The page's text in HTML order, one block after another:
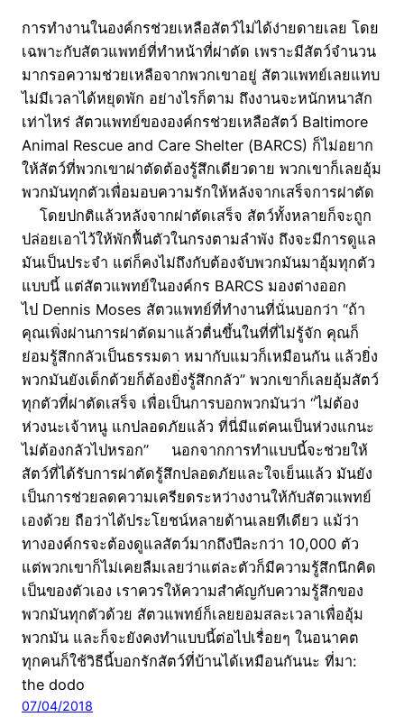
การทำงานในองค์กรช่วยเหลือสัตว์ไม่ได้ง่ายดายเลย โดย
เฉพาะกับสัตวแพทย์ที่ทำหน้าที่ผ่าตัด เพราะมีสัตว์จำนวน
มากรอความช่วยเหลือจากพวกเขาอยู่ สัตวแพทย์เลยแทบ
ไม่มีเวลาได้หยุดพัก อย่างไรก็ตาม ถึงงานจะหนักหนาสัก
เท่าไหร่ สัตวแพทย์ขององค์กรช่วยเหลือสัตว์ Baltimore
Animal Rescue and Care Shelter (ฺBARCS) ก็ไม่อยาก
ให้สัตว์ที่พวกเขาผ่าตัดต้องรู้สึกเดียวดาย พวกเขาก็เลยอุ้ม
พวกมันทุกตัวเพื่อมอบความรักให้หลังจากเสร็จการผ่าตัด
โดยปกติแล้วหลังจากผ่าตัดเสร็จ สัตว์ทั้งหลายก็จะถูก
ปล่อยเอาไว้ให้พักฟื้นตัวในกรงตามลำพัง ถึงจะมีการดูแล
มันเป็นประจำ แต่ก็คงไม่ถึงกับต้องจับพวกมันมาอุ้มทุกตัว
แบบนี้ แต่สัตวแพทย์ในองค์กร BARCS มองต่างออก
ไป Dennis Moses สัตวแพทย์ที่ทำงานที่นั่นบอกว่า “ถ้า
คุณเพิ่งผ่านการผ่าตัดมาแล้วตื่นขึ้นในที่ที่ไม่รู้จัก คุณก็
ย่อมรู้สึกกลัวเป็นธรรมดา หมากับแมวก็เหมือนกัน แล้วยิ่ง
พวกมันยังเด็กด้วยก็ต้องยิ่งรู้สึกกลัว” พวกเขาก็เลยอุ้มสัตว์
ทุกตัวที่ผ่าตัดเสร็จ เพื่อเป็นการบอกพวกมันว่า “ไม่ต้อง
ห่วงนะเจ้าหนู แกปลอดภัยแล้ว ที่นี่มีแต่คนเป็นห่วงแกนะ
ไม่ต้องกลัวไปหรอก” นอกจากการทำแบบนี้จะช่วยให้
สัตว์ที่ได้รับการผ่าตัดรู้สึกปลอดภัยและใจเย็นแล้ว มันยัง
เป็นการช่วยลดความเครียดระหว่างงานให้กับสัตวแพทย์
เองด้วย ถือว่าได้ประโยชน์หลายด้านเลยทีเดียว แม้ว่า
ทางองค์กรจะต้องดูแลสัตว์มากถึงปีละกว่า 10,000 ตัว
แต่พวกเขาก็ไม่เคยลืมเลยว่าแต่ละตัวก็มีความรู้สึกนึกคิด
เป็นของตัวเอง เราควรให้ความสำคัญกับความรู้สึกของ
พวกมันทุกตัวด้วย สัตวแพทย์ก็เลยยอมสละเวลาเพื่ออุ้ม
พวกมัน และก็จะยังคงทำแบบนี้ต่อไปเรื่อยๆ ในอนาคต
ทุกคนก็ใช้วิธีนี้บอกรักสัตว์ที่บ้านได้เหมือนกันนะ ที่มา:
the dodo
07/04/2018